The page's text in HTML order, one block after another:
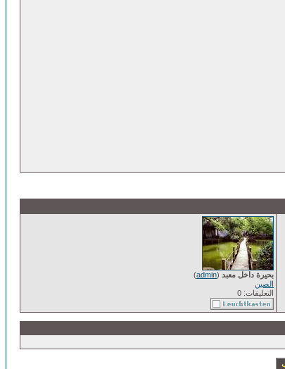
بحيرة داخل معبد (
admin
)
الصين
التعليقات: 0